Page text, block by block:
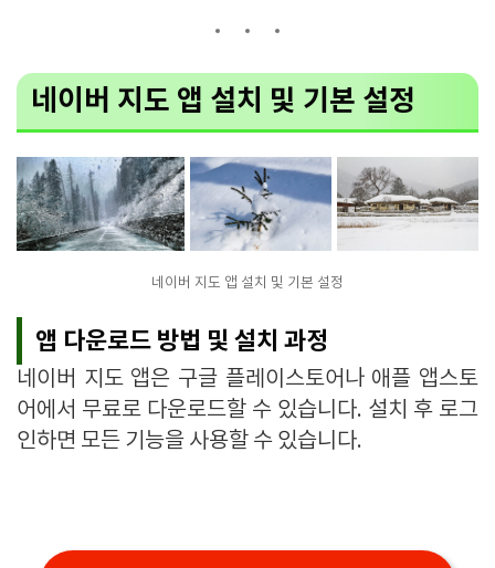
네이버 지도 앱 설치 및 기본 설정
네이버 지도 앱 설치 및 기본 설정
앱 다운로드 방법 및 설치 과정
네이버 지도 앱은 구글 플레이스토어나 애플 앱스토
어에서 무료로 다운로드할 수 있습니다. 설치 후 로그
인하면 모든 기능을 사용할 수 있습니다.